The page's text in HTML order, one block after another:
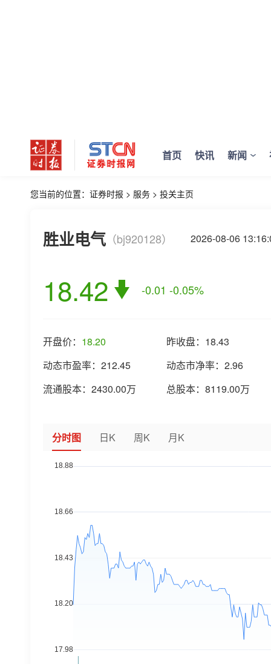
首页 快讯 新闻
您当前的位置： 证券时报 > 服务 > 投关主页
胜业电气 （bj920128） 2026-08-06
18.42 -0.01 -0.05%
开盘价： 18.20 昨收盘： 18.43
动态市盈率： 212.45 动态市净率： 2.96
流通股本： 2430.00万 总股本： 8119.00万
分时图 日K 周K 月K